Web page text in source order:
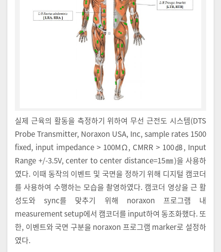
실제 근육의 활동을 측정하기 위하여 무선 근전도 시스템(DTS
Probe Transmitter, Noraxon USA, Inc, sample rates 1500
fixed, input impedance > 100MΩ, CMRR > 100㏈, Input
Range +/-3.5V, center to center distance=15㎜)을 사용하
였다. 이때 동작의 이벤트 및 국면을 정하기 위해 디지털 캠코더
를 사용하여 수행하는 모습을 촬영하였다. 캠코더 영상을 근 활
성도와 sync를 맞추기 위해 noraxon 프로그램 내
measurement setup에서 캠코더를 input하여 동조화했다. 또
한, 이벤트와 국면 구분을 noraxon 프로그램 marker로 설정하
였다.